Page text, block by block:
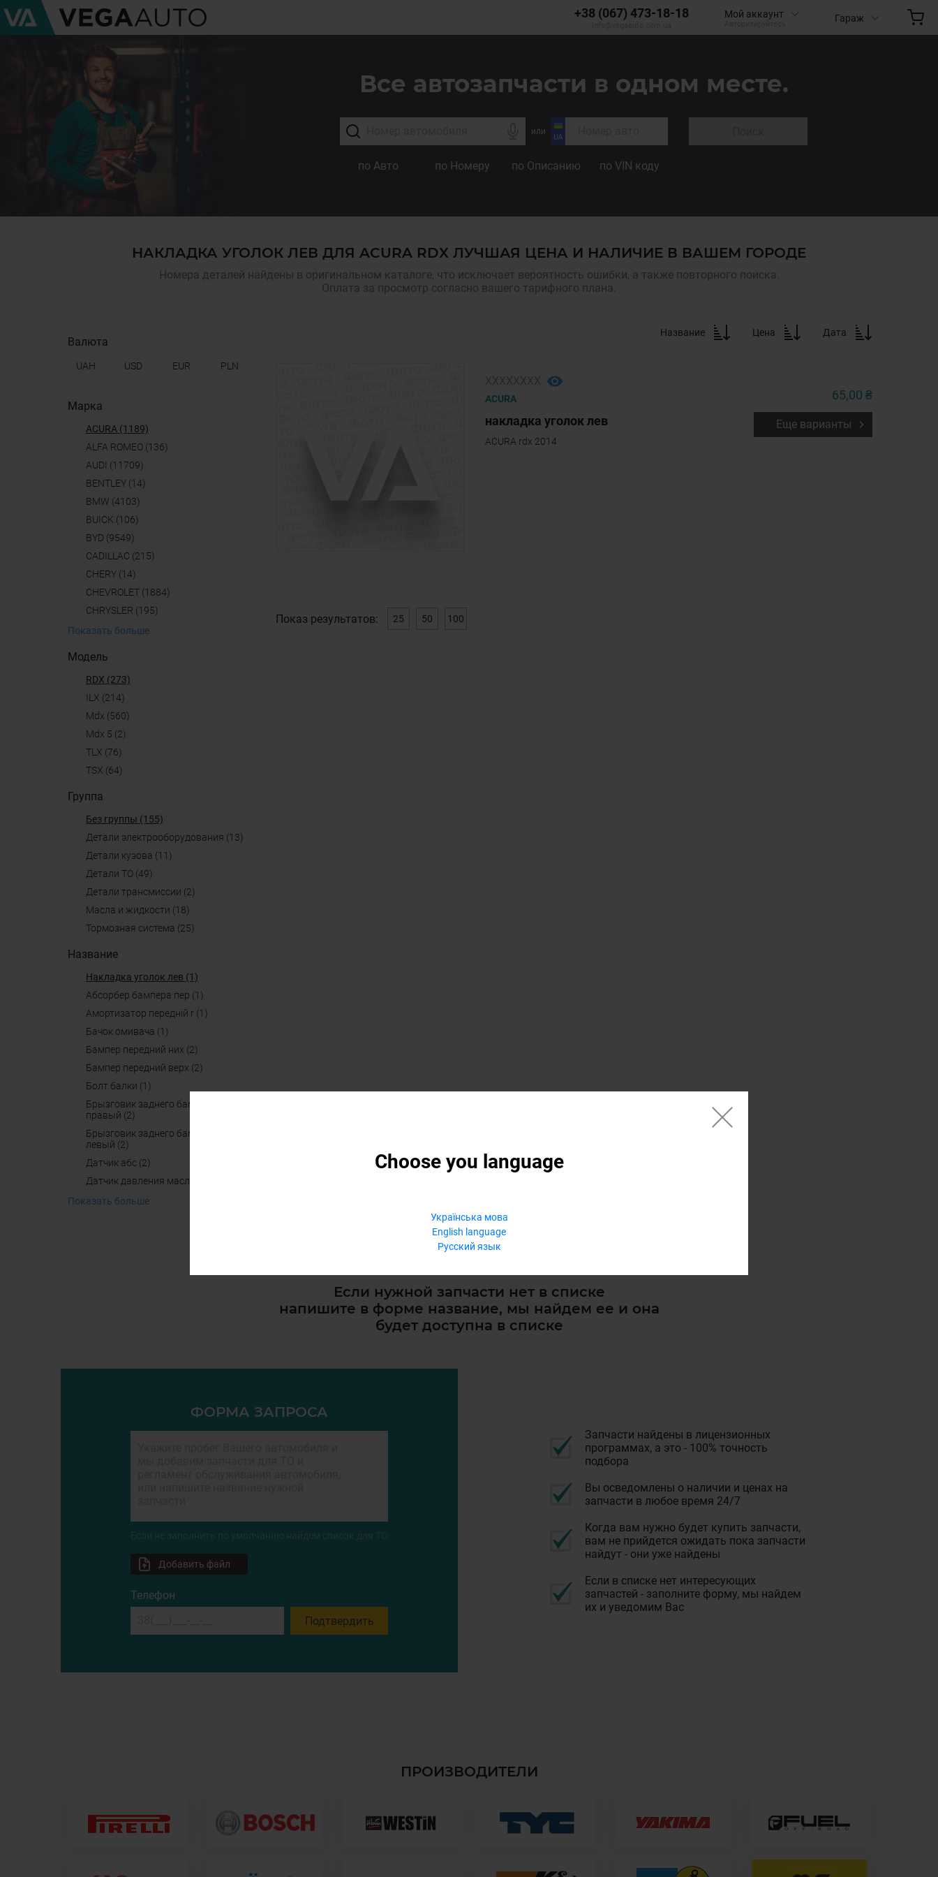
Choose you language
Українська мова
English language
Русский язык
+38 (067) 473-18-18 Мой аккаунт Гараж
Все автозапчасти в одном месте.
или
по Авто по Номеру по Описанию по VIN коду
НАКЛАДКА УГОЛОК ЛЕВ ДЛЯ ACURA RDX ЛУЧШАЯ ЦЕНА И НАЛИЧИЕ В ВАШЕМ ГОРОДЕ
Номера деталей найдены в оригинальном каталоге, что исключает вероятность ошибки, а также повторного поиска.
Оплата за просмотр согласно вашего тарифного плана.
Валюта
UAH USD EUR PLN
Марка
ACURA (1189)
ALFA ROMEO (136)
AUDI (11709)
BENTLEY (14)
BMW (4103)
BUICK (106)
BYD (9549)
CADILLAC (215)
CHERY (14)
CHEVROLET (1884)
CHRYSLER (195)
Показать больше
Модель
RDX (273)
ILX (214)
mdx (560)
mdx 5 (2)
TLX (76)
TSX (64)
Группа
Без группы (155)
детали электрооборудования (13)
детали кузова (11)
детали ТО (49)
детали трансмиссии (2)
масла и жидкости (18)
тормозная система (25)
Название
накладка уголок лев (1)
абсорбер бампера пер (1)
амортизатор передній r (1)
бачок омивача (1)
бампер передний них (2)
бампер передний верх (2)
болт балки (1)
брызговик заднего бампера
правый (2)
брызговик заднего бампера
левый (2)
датчик абс (2)
датчик давления масла (2)
Показать больше
Название Цена Дата
ACURA
накладка уголок лев
ACURA rdx 2014
65,00 ₴
Еще варианты
Показ результатов: 25 50 100
Если нужной запчасти нет в списке
напишите в форме название, мы найдем ее и она
будет доступна в списке
ФОРМА ЗАПРОСА
Если не заполнить по умолчанию найдем список для ТО
Добавить файл
Телефон
Подтвердить
Запчасти найдены в лицензионных
программах, а это - 100% точность
подбора
Вы осведомлены о наличии и ценах на
запчасти в любое время 24/7
Когда вам нужно будет купить запчасти,
вам не прийдется ожидать пока запчасти
найдут - они уже найдены
Если в списке нет интересующих
запчастей - заполните форму, мы найдем
их и уведомим Вас
ПРОИЗВОДИТЕЛИ